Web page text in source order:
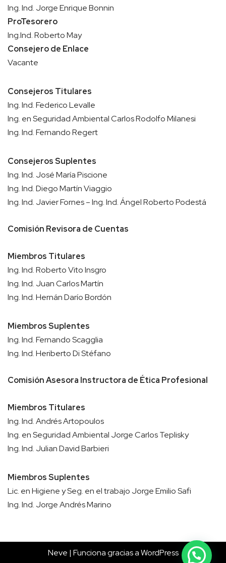
Ing. Ind. Jorge Enrique Bonnin
ProTesorero
Ing.Ind. Roberto May
Consejero de Enlace
Vacante
Consejeros Titulares
Ing. Ind. Federico Levalle
Ing. en Seguridad Ambiental Carlos Rodolfo Milanesi
Ing. Ind. Fernando Regert
Consejeros Suplentes
Ing. Ind. José María Piscione
Ing. Ind. Diego Martín Viaggio
Ing. Ind. Javier Fornes – Ing. Ind. Ángel Roberto Podestá
Comisión Revisora de Cuentas
Miembros Titulares
Ing. Ind. Roberto Vito Insgro
Ing. Ind. Juan Carlos Martín
Ing. Ind. Hernán Darío Bordón
Miembros Suplentes
Ing. Ind. Fernando Scagglia
Ing. Ind. Heriberto Di Stéfano
Comisión Asesora Instructora de Ética Profesional
Miembros Titulares
Ing. Ind. Andrés Artopoulos
Ing. en Seguridad Ambiental Jorge Carlos Teplisky
Ing. Ind. Julian David Barbieri
Miembros Suplentes
Lic. en Higiene y Seg. en el trabajo Jorge Emilio Safi
Ing. Ind. Jorge Andrés Marino
Neve | Funciona gracias aWordPress